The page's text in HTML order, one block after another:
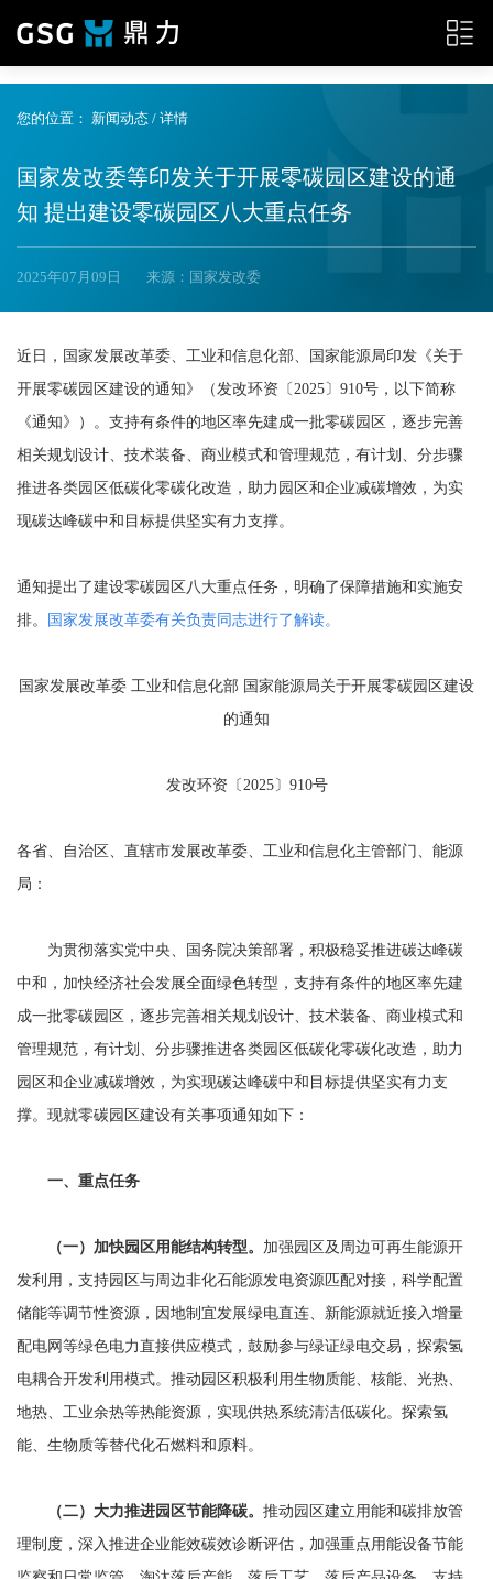
您的位置： 新闻动态 / 详情
国家发改委等印发关于开展零碳园区建设的通
知 提出建设零碳园区八大重点任务
2025年07月09日 来源：国家发改委
近日，国家发展改革委、工业和信息化部、国家能源局印发《关于
开展零碳园区建设的通知》（发改环资〔2025〕910号，以下简称
《通知》）。支持有条件的地区率先建成一批零碳园区，逐步完善
相关规划设计、技术装备、商业模式和管理规范，有计划、分步骤
推进各类园区低碳化零碳化改造，助力园区和企业减碳增效，为实
现碳达峰碳中和目标提供坚实有力支撑。
通知提出了建设零碳园区八大重点任务，明确了保障措施和实施安
排。
国家发展改革委有关负责同志进行了解读。
国家发展改革委 工业和信息化部 国家能源局关于开展零碳园区建设
的通知
发改环资〔2025〕910号
各省、自治区、直辖市发展改革委、工业和信息化主管部门、能源
局：
为贯彻落实党中央、国务院决策部署，积极稳妥推进碳达峰碳
中和，加快经济社会发展全面绿色转型，支持有条件的地区率先建
成一批零碳园区，逐步完善相关规划设计、技术装备、商业模式和
管理规范，有计划、分步骤推进各类园区低碳化零碳化改造，助力
园区和企业减碳增效，为实现碳达峰碳中和目标提供坚实有力支
撑。现就零碳园区建设有关事项通知如下：
一、重点任务
（一）加快园区用能结构转型。 加强园区及周边可再生能源开
发利用，支持园区与周边非化石能源发电资源匹配对接，科学配置
储能等调节性资源，因地制宜发展绿电直连、新能源就近接入增量
配电网等绿色电力直接供应模式，鼓励参与绿证绿电交易，探索氢
电耦合开发利用模式。推动园区积极利用生物质能、核能、光热、
地热、工业余热等热能资源，实现供热系统清洁低碳化。探索氢
能、生物质等替代化石燃料和原料。
（二）大力推进园区节能降碳。 推动园区建立用能和碳排放管
理制度，深入推进企业能效碳效诊断评估，加强重点用能设备节能